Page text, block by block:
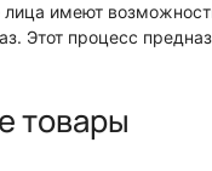
имеют
Этот процесс
товары